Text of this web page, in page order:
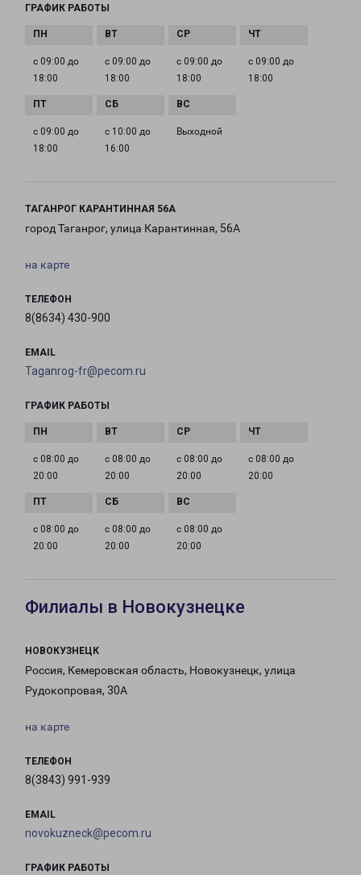
ГРАФИК РАБОТЫ
с 09:00 до
18:00
с 09:00 до
18:00
с 09:00 до
18:00
с 09:00 до
18:00
с 09:00 до
18:00
с 10:00 до
16:00
Выходной
ТАГАНРОГ КАРАНТИННАЯ 56А
город Таганрог, улица Карантинная, 56А
на карте
ТЕЛЕФОН
8(8634) 430-900
EMAIL
Taganrog-fr@pecom.ru
ГРАФИК РАБОТЫ
с 08:00 до
20:00
с 08:00 до
20:00
с 08:00 до
20:00
с 08:00 до
20:00
с 08:00 до
20:00
с 08:00 до
20:00
с 08:00 до
20:00
Филиалы в Новокузнецке
НОВОКУЗНЕЦК
Россия, Кемеровская область, Новокузнецк, улица
Рудокопровая, 30А
на карте
ТЕЛЕФОН
8(3843) 991-939
EMAIL
novokuzneck@pecom.ru
ГРАФИК РАБОТЫ